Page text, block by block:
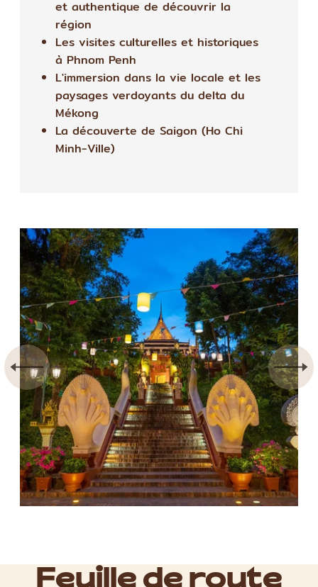
et authentique de découvrir la
région
Les visites culturelles et historiques
à Phnom Penh
L'immersion dans la vie locale et les
paysages verdoyants du delta du
Mékong
La découverte de Saigon (Ho Chi
Minh-Ville)
Feuille de route